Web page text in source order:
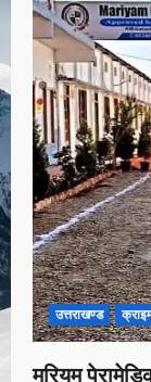
उत्तराखण्ड
मरियम